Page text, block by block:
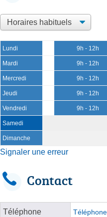
Lundi 9h - 12h
Mardi 9h - 12h
Mercredi 9h - 12h
Jeudi 9h - 12h
Vendredi 9h - 12h
Samedi
Dimanche
Signaler une erreur
Contact
Téléphone